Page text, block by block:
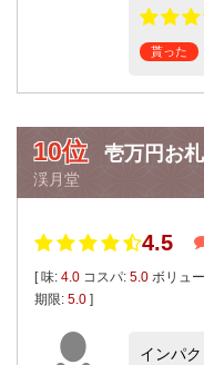
貰った
10位 壱万円お
渓月堂
4.5
[ 味: 4.0 コスパ: 5.0 ボリュ
期限: 5.0 ]
インパ